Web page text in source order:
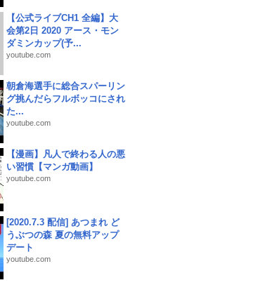
【公式ライブCH1 全編】大
会第2日 2020 アース・モン
ダミンカップ(予...
youtube.com
朝倉海選手に総合スパーリン
グ挑んだらフルボッコにされ
た...
youtube.com
【漫画】凡人で終わる人の悪
い習慣【マンガ動画】
youtube.com
[2020.7.3 配信] あつまれ ど
うぶつの森 夏の無料アップ
デート
youtube.com